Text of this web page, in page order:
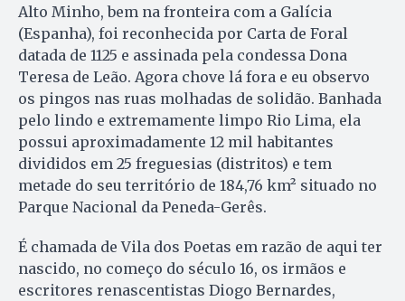
Alto Minho, bem na fronteira com a Galícia
(Espanha), foi reconhecida por Carta de Foral
datada de 1125 e assinada pela condessa Dona
Teresa de Leão. Agora chove lá fora e eu observo
os pingos nas ruas molhadas de solidão. Banhada
pelo lindo e extremamente limpo Rio Lima, ela
possui aproximadamente 12 mil habitantes
divididos em 25 freguesias (distritos) e tem
metade do seu território de 184,76 km² situado no
Parque Nacional da Peneda-Gerês.
É chamada de Vila dos Poetas em razão de aqui ter
nascido, no começo do século 16, os irmãos e
escritores renascentistas Diogo Bernardes,